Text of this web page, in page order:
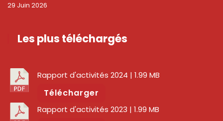
29 Juin 2026
Les plus téléchargés
Rapport d'activités 2024 | 1.99 MB
Télécharger
Rapport d'activités 2023 | 1.99 MB